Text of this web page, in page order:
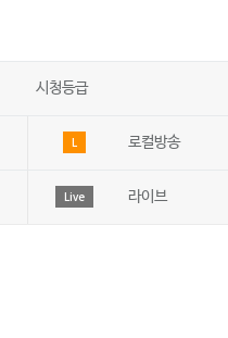
시청등급
L 로컬방송
Live 라이브